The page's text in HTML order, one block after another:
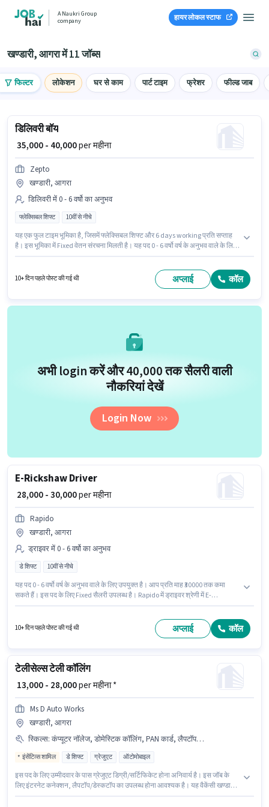
A Naukri Group
company
हायर लोकल स्टाफ
खण्डारी, आगरा में 11 जॉब्स
फिल्टर लोकेशन घर से काम पार्ट टाइम फ्रेशर फील्ड जाब
डिलिवरी बॉय
₹ 35,000 - 40,000per महीना
Zepto
खण्डारी, आगरा
डिलिवरी में 0 - 6 वर्षो का अनुभव
फ्लेक्सिबल शिफ्ट 10वीं से नीचे
यह एक फुल टाइम भूमिका है, जिसमें फ्लेक्सिबल शिफ्ट और 6 days working प्रति सप्ताह
है। इस भूमिका में Fixed वेतन संरचना मिलती है। यह पद 0 - 6 वर्षो वर्ष के अनुभव वाले के लिए
डिलिवरी श्रेणी में डिलिवरी बॉय के रूप में जुड़ें।
10+ दिन पहले पोस्ट की गई थी अप्लाई कॉल
अभी login करें और ₹40,000 तक सैलरी वाली
नौकरियां देखें
Login Now
E-Rickshaw Driver
₹ 28,000 - 30,000per महीना
Rapido
खण्डारी, आगरा
ड्राइवर में 0 - 6 वर्षो का अनुभव
डे शिफ्ट 10वीं से नीचे
यह पद 0 - 6 वर्षो वर्ष के अनुभव वाले के लिए उपयुक्त है। आप प्रति माह ₹30000 तक कमा
सकते हैं। इस पद के लिए Fixed सैलरी उपलब्ध है। Rapido में ड्राइवर श्रेणी में E-
उम्मीदवार इस भूमिका के लिए उपयुक्त हैं।
10+ दिन पहले पोस्ट की गई थी अप्लाई कॉल
टेलीसेल्स टेली कॉलिंग
₹ 13,000 - 28,000per महीना *
Ms D Auto Works
खण्डारी, आगरा
स्किल्स: कंप्यूटर नॉलेज, डोमेस्टिक कॉलिंग, PAN कार्ड, लैपटॉप/डेस्कटॉप, कम्युनिकेशन स्किल, MS Excel, इंटरनेट कनेक्शन, आधार कार्ड
इंसेंटिव्स शामिल डे शिफ्ट ग्रेजुएट ऑटोमोबाइल
इस पद के लिए उम्मीदवार के पास ग्रेजुएट डिग्री/सर्टिफिकेट होना अनिवार्य है। इस जॉब के
लिए इंटरनेट कनेक्शन, लैपटॉप/डेस्कटॉप का उपलब्ध होना आवश्यक है। यह वैकेंसी खण्डारी,